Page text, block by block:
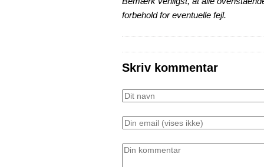
forbehold for eventuelle fejl.
Skriv kommentar